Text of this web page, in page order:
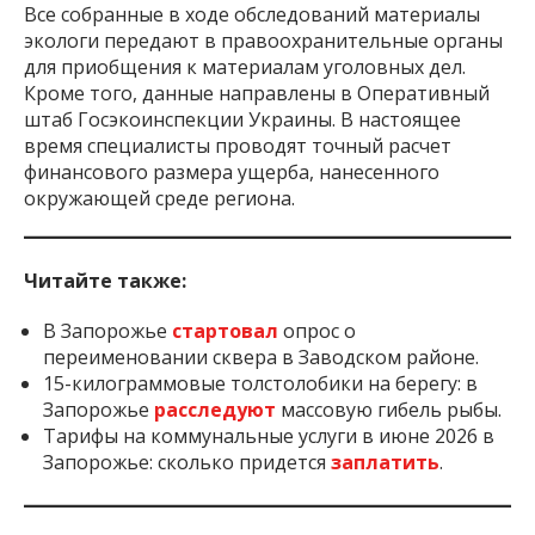
Все собранные в ходе обследований материалы
экологи передают в правоохранительные органы
для приобщения к материалам уголовных дел.
Кроме того, данные направлены в Оперативный
штаб Госэкоинспекции Украины. В настоящее
время специалисты проводят точный расчет
финансового размера ущерба, нанесенного
окружающей среде региона.
Читайте также:
В Запорожье стартовал опрос о
переименовании сквера в Заводском районе.
15-килограммовые толстолобики на берегу: в
Запорожье расследуют массовую гибель рыбы.
Тарифы на коммунальные услуги в июне 2026 в
Запорожье: сколько придется заплатить.